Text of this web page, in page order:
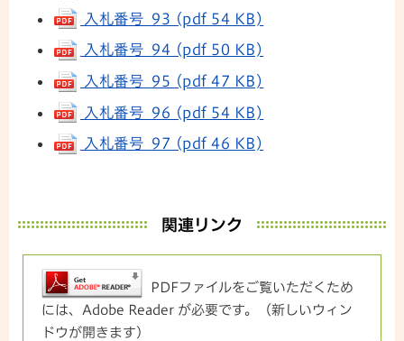
入札番号 93 (pdf 54 KB)
入札番号 94 (pdf 50 KB)
入札番号 95 (pdf 47 KB)
入札番号 96 (pdf 54 KB)
入札番号 97 (pdf 46 KB)
関連リンク
PDFファイルをご覧いただくため
には、Adobe Reader が必要です。（新しいウィン
ドウが開きます）